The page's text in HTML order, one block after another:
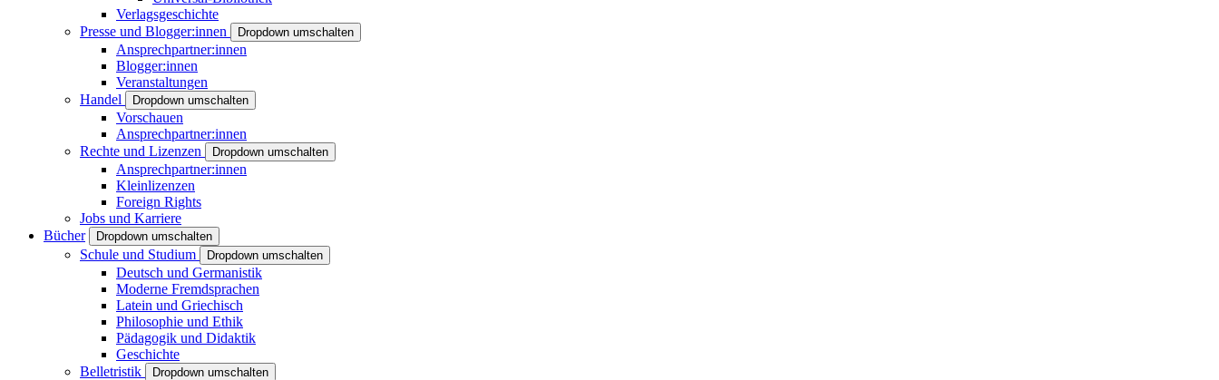
Verlagsgeschichte
Presse und Blogger:innen
Dropdown umschalten
Ansprechpartner:innen
Blogger:innen
Veranstaltungen
Handel
Dropdown umschalten
Vorschauen
Ansprechpartner:innen
Rechte und Lizenzen
Dropdown umschalten
Ansprechpartner:innen
Kleinlizenzen
Foreign Rights
Jobs und Karriere
Bücher
Dropdown umschalten
Schule und Studium Dropdown umschalten
Deutsch und Germanistik
Moderne Fremdsprachen
Latein und Griechisch
Philosophie und Ethik
Pädagogik und Didaktik
Geschichte
Belletristik
Dropdown umschalten